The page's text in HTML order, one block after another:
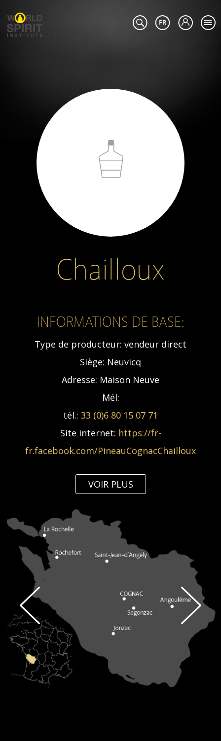
Chailloux
INFORMATIONS DE BASE:
Type de producteur: vendeur direct
Siège: Neuvicq
Adresse: Maison Neuve
Mél:
tél.: 33 (0)6 80 15 07 71
Site internet: https://fr-
fr.facebook.com/PineauCognacChailloux
VOIR PLUS